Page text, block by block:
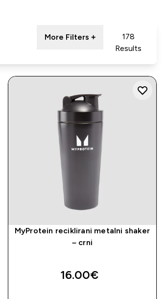
More Filters +
178
Results
MyProtein reciklirani metalni shaker
– crni
16.00€‎